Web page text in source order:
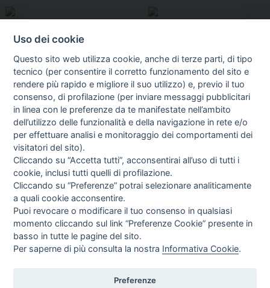
I libri Vedi tutti
Direttrice Responsabile: Alessandra Costante | Registrazione al Tribunale Civile
Uso dei cookie
Questo sito web utilizza cookie, anche di terze parti, di tipo
tecnico (per consentire il corretto funzionamento del sito e
rendere più rapido e migliore il suo utilizzo) e, previo il tuo
consenso, di profilazione (per inviare messaggi pubblicitari
in linea con le preferenze da te manifestate nell’ambito
dell’utilizzo delle funzionalità e della navigazione in rete e/o
per effettuare analisi e monitoraggio dei comportamenti dei
visitatori del sito).
Cliccando su “Accetta tutti”, acconsentirai all’uso di tutti i
cookie, inclusi tutti quelli di profilazione.
Cliccando su “Preferenze” potrai selezionare analiticamente
a quali cookie acconsentire.
Puoi revocare o modificare il tuo consenso in qualsiasi
momento cliccando sul link “Preferenze Cookie” presente in
basso in tutte le pagine del sito.
Per saperne di più consulta la nostra Informativa Cookie.
Preferenze